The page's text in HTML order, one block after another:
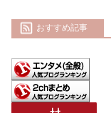
おすすめ記事